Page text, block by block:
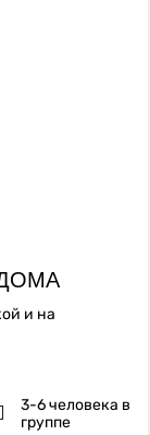
и на
3-6 человека в
группе